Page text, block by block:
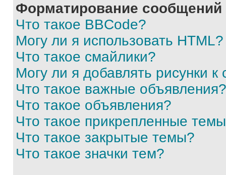
Форматирование
Что такое BBCode?
Могу ли я использовать HTML?
Что такое смайлики?
Могу ли я добавлять рисунки
Что такое важные объявления?
Что такое объявления?
Что такое прикрепленные
Что такое закрытые темы?
Что такое значки тем?